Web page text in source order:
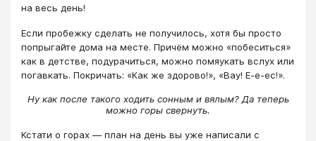
на весь день!
Если пробежку сделать не получилось, хотя бы просто
попрыгайте дома на месте. Причём можно «побеситься»
как в детстве, подурачиться, можно помяукать вслух или
погавкать. Покричать: «Как же здорово!», «Вау! Е-е-ес!».
Ну как после такого ходить сонным и вялым? Да теперь
можно горы свернуть.
Кстати о горах — план на день вы уже написали с